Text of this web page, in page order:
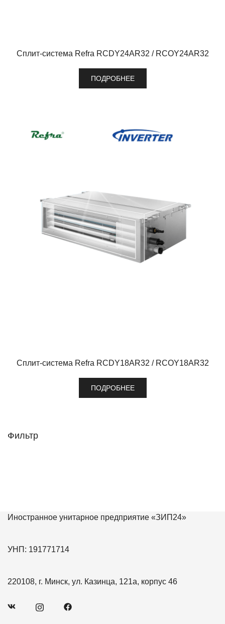
Сплит-система Refra RCDY24AR32 / RCOY24AR32
ПОДРОБНЕЕ
Сплит-система Refra RCDY18AR32 / RCOY18AR32
ПОДРОБНЕЕ
Фильтр
Иностранное унитарное предприятие «ЗИП24»
УНП: 191771714
220108, г. Минск, ул. Казинца, 121а, корпус 46